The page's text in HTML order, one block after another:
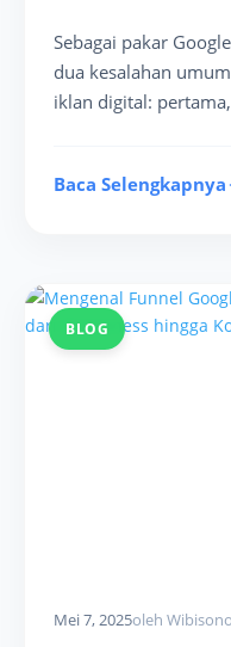
Sebagai pakar
dua kesalahan
iklan digital:
Baca Selengkapnya
BLOG
Mei 7, 2025oleh Wibisono